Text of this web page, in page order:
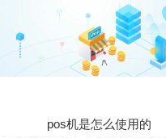
pos机是怎么使用的